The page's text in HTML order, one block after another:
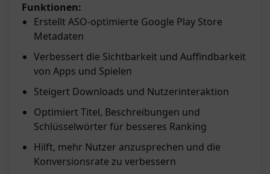
Funktionen:
Erstellt ASO-optimierte Google Play Store
Metadaten
Verbessert die Sichtbarkeit und Auffindbarkeit
von Apps und Spielen
Steigert Downloads und Nutzerinteraktion
Optimiert Titel, Beschreibungen und
Schlüsselwörter für besseres Ranking
Hilft, mehr Nutzer anzusprechen und die
Konversionsrate zu verbessern